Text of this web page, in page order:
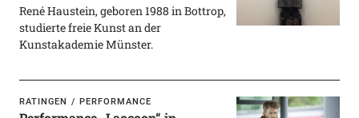
René Haustein, geboren 1988 in Bottrop,
studierte freie Kunst an der
Kunstakademie Münster.
RATINGEN PERFORMANCE